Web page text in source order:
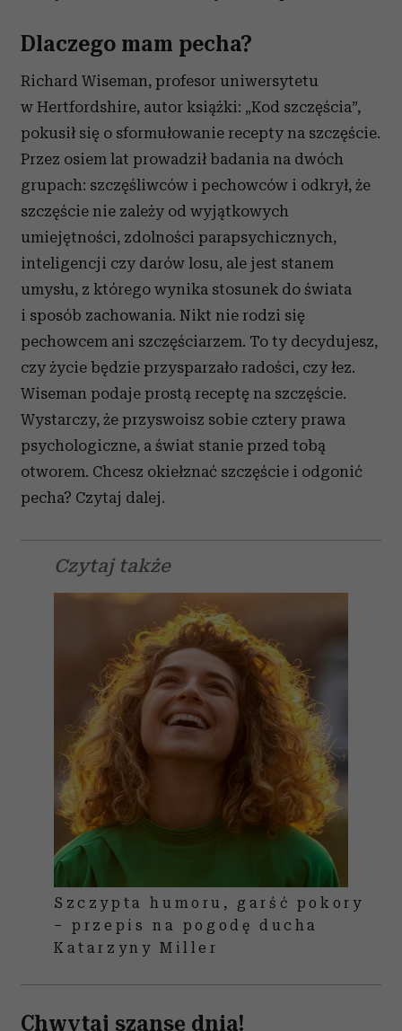
Dlaczego mam pecha?
Richard Wiseman, profesor uniwersytetu
w Hertfordshire, autor książki: „Kod szczęścia”,
pokusił się o sformułowanie recepty na szczęście.
Przez osiem lat prowadził badania na dwóch
grupach: szczęśliwców i pechowców i odkrył, że
szczęście nie zależy od wyjątkowych
umiejętności, zdolności parapsychicznych,
inteligencji czy darów losu, ale jest stanem
umysłu, z którego wynika stosunek do świata
i sposób zachowania. Nikt nie rodzi się
pechowcem ani szczęściarzem. To ty decydujesz,
czy życie będzie przysparzało radości, czy łez.
Wiseman podaje prostą receptę na szczęście.
Wystarczy, że przyswoisz sobie cztery prawa
psychologiczne, a świat stanie przed tobą
otworem. Chcesz okiełznać szczęście i odgonić
pecha? Czytaj dalej.
Czytaj także
Szczypta humoru, garść pokory
– przepis na pogodę ducha
Katarzyny Miller
Chwytaj szansę dnia!